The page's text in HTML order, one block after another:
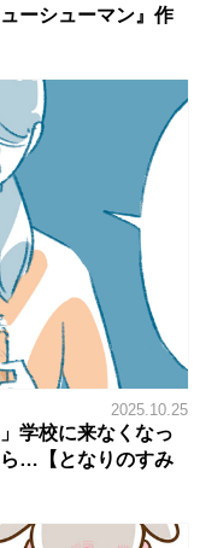
ーシューマン』作
2025.10.25
学校に来なくなっ
…【となりのすみ